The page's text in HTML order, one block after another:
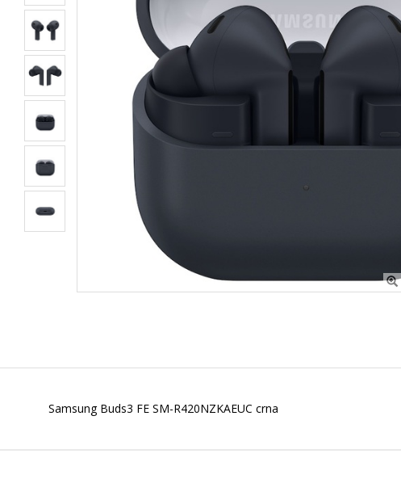
Samsung Buds3 FE SM-R420NZKAEUC crna